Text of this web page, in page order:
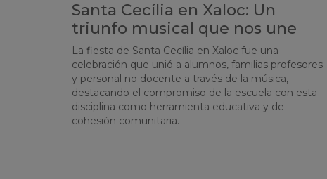
Santa Cecília en Xaloc: Un
triunfo musical que nos une
La fiesta de Santa Cecília en Xaloc fue una
celebración que unió a alumnos, familias profesores
y personal no docente a través de la música,
destacando el compromiso de la escuela con esta
disciplina como herramienta educativa y de
cohesión comunitaria.